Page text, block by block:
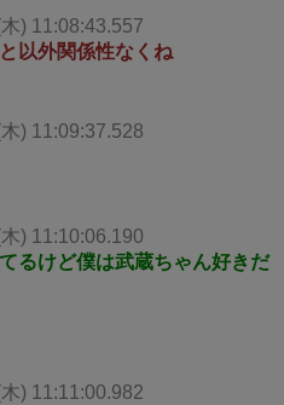
) 11:08:43.557
以外関係性なくね
) 11:09:37.528
) 11:10:06.190
るけど僕は武蔵ちゃん好きだ
) 11:11:00.982